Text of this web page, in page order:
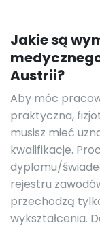
Jakie są
Austrii?
Aby móc
praktyczna,
musisz mieć
kwalifikacje.
dyplomu/
rejestru
przechodzą
wykształcenia.